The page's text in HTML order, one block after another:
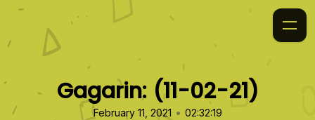
Gagarin: (11-02-21)
February 11, 2021 • 02:32:19